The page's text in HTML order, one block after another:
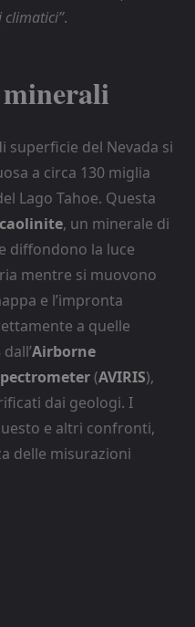
.
superficie del Nevada si
a circa 130 miglia
Lago Tahoe. Questa
caolinite, un minerale di
diffondono la luce
mentre si muovono
e l’impronta
a quelle
Airborne
(AVIRIS),
dai geologi. I
e altri confronti,
delle misurazioni